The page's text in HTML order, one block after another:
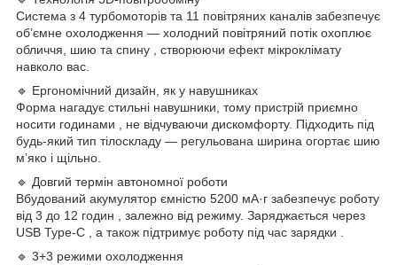
Система з 4 турбомоторів та 11 повітряних каналів забезпечує
об’ємне охолодження — холодний повітряний потік охоплює
обличчя, шию та спину , створюючи ефект мікроклімату
навколо вас.
🔹 Ергономічний дизайн, як у навушниках
Форма нагадує стильні навушники, тому пристрій приємно
носити годинами , не відчуваючи дискомфорту. Підходить під
будь-який тип тілоскладу — регульована ширина огортає шию
м’яко і щільно.
🔹 Довгий термін автономної роботи
Вбудований акумулятор ємністю 5200 мА·г забезпечує роботу
від 3 до 12 годин , залежно від режиму. Заряджається через
USB Type-C , а також підтримує роботу під час зарядки .
🔹 3+3 режими охолодження